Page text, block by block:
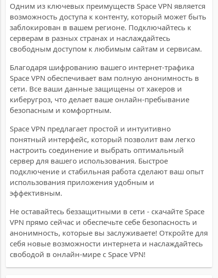
Одним из ключевых преимуществ Space VPN является
возможность доступа к контенту, который может быть
заблокирован в вашем регионе. Подключайтесь к
серверам в разных странах и наслаждайтесь
свободным доступом к любимым сайтам и сервисам.
Благодаря шифрованию вашего интернет-трафика
Space VPN обеспечивает вам полную анонимность в
сети. Все ваши данные защищены от хакеров и
киберугроз, что делает ваше онлайн-пребывание
безопасным и комфортным.
Space VPN предлагает простой и интуитивно
понятный интерфейс, который позволит вам легко
настроить соединение и выбрать оптимальный
сервер для вашего использования. Быстрое
подключение и стабильная работа сделают ваш опыт
использования приложения удобным и
эффективным.
Не оставайтесь беззащитными в сети - скачайте Space
VPN прямо сейчас и обеспечьте себе безопасность и
анонимность, которые вы заслуживаете! Откройте для
себя новые возможности интернета и наслаждайтесь
свободой в онлайн-мире с Space VPN!